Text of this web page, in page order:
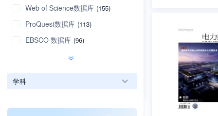
Web of Science数据库 (155)
ProQuest数据库 (113)
EBSCO 数据库 (96)
学科